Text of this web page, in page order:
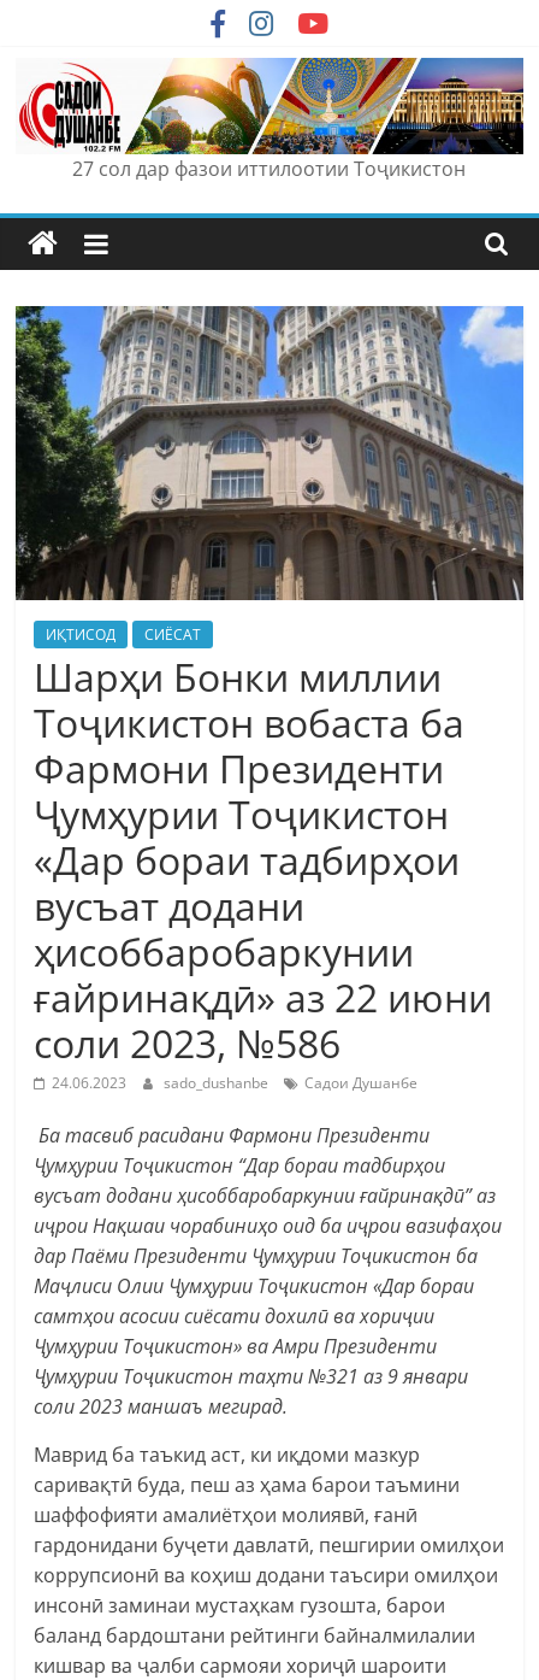
content
27 сол дар фазои иттилоотии Тоҷикистон
ИҚТИСОД СИЁСАТ
Шарҳи Бонки миллии
Тоҷикистон вобаста ба
Фармони Президенти
Ҷумҳурии Тоҷикистон
«Дар бораи тадбирҳои
вусъат додани
ҳисоббаробаркунии
ғайринақдӣ» аз 22 июни
соли 2023, №586
24.06.2023 sado_dushanbe Садои Душанбе
Ба тасвиб расидани Фармони Президенти
Ҷумҳурии Тоҷикистон “Дар бораи тадбирҳои
вусъат додани ҳисоббаробаркунии ғайринақдӣ” аз
иҷрои Нақшаи чорабиниҳо оид ба иҷрои вазифаҳои
дар Паёми Президенти Ҷумҳурии Тоҷикистон ба
Маҷлиси Олии Ҷумҳурии Тоҷикистон «Дар бораи
самтҳои асосии сиёсати дохилӣ ва хориҷии
Ҷумҳурии Тоҷикистон» ва Амри Президенти
Ҷумҳурии Тоҷикистон таҳти №321 аз 9 январи
соли 2023 маншаъ мегирад.
Маврид ба таъкид аст, ки иқдоми мазкур
саривақтӣ буда, пеш аз ҳама барои таъмини
шаффофияти амалиётҳои молиявӣ, ғанӣ
гардонидани буҷети давлатӣ, пешгирии омилҳои
коррупсионӣ ва коҳиш додани таъсири омилҳои
инсонӣ заминаи мустаҳкам гузошта, барои
баланд бардоштани рейтинги байналмилалии
кишвар ва ҷалби сармояи хориҷӣ шароити